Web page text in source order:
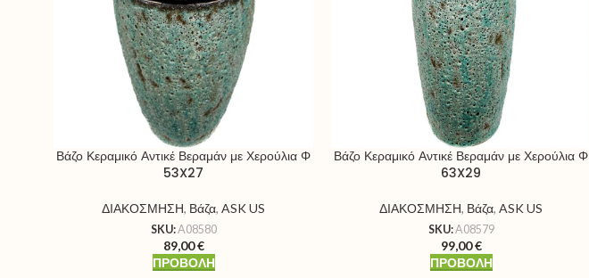
Βάζο Κεραμικό Αντικέ Βεραμάν με Χερούλια Φ
53X27
ΔΙΑΚΟΣΜΗΣΗ, Βάζα, ASK US
SKU:A08580
89,00€
ΠΡΟΒΟΛΉ
Βάζο Κεραμικό Αντικέ Βεραμάν με Χερούλια Φ
63X29
ΔΙΑΚΟΣΜΗΣΗ, Βάζα, ASK US
SKU:A08579
99,00€
ΠΡΟΒΟΛΉ